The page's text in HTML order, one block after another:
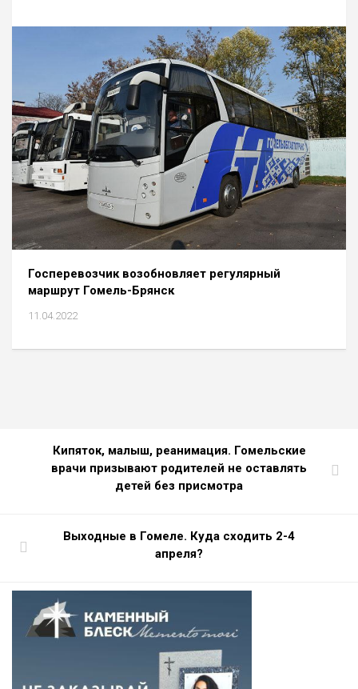
Госперевозчик возобновляет регулярный
маршрут Гомель-Брянск
11.04.2022
Кипяток, малыш, реанимация. Гомельские
врачи призывают родителей не оставлять
детей без присмотра
Выходные в Гомеле. Куда сходить 2-4
апреля?